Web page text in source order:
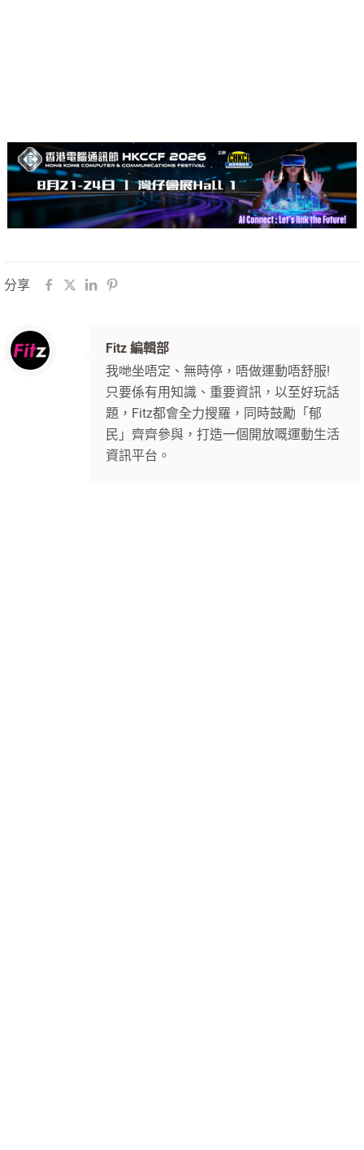
分享
Fitz 編輯部
我哋坐唔定、無時停，唔做運動唔舒服!
只要係有用知識、重要資訊，以至好玩話
題，Fitz都會全力搜羅，同時鼓勵「郁
民」齊齊參與，打造一個開放嘅運動生活
資訊平台。